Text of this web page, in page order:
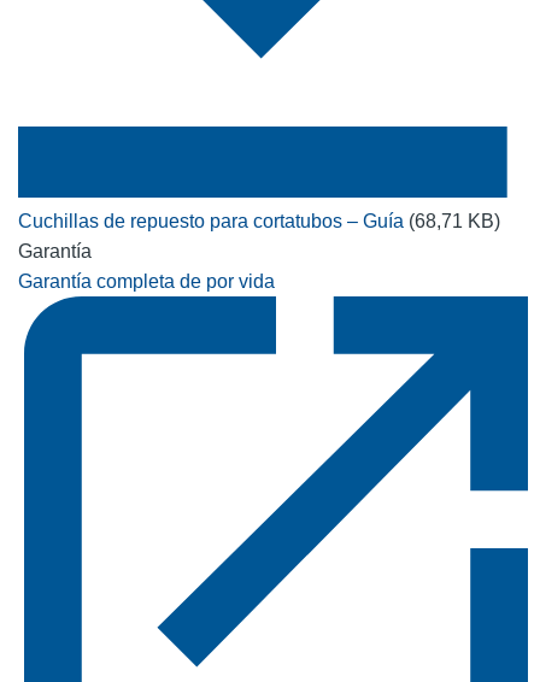
Cuchillas de repuesto para cortatubos – Guía (68,71 KB)
Garantía
Garantía completa de por vida